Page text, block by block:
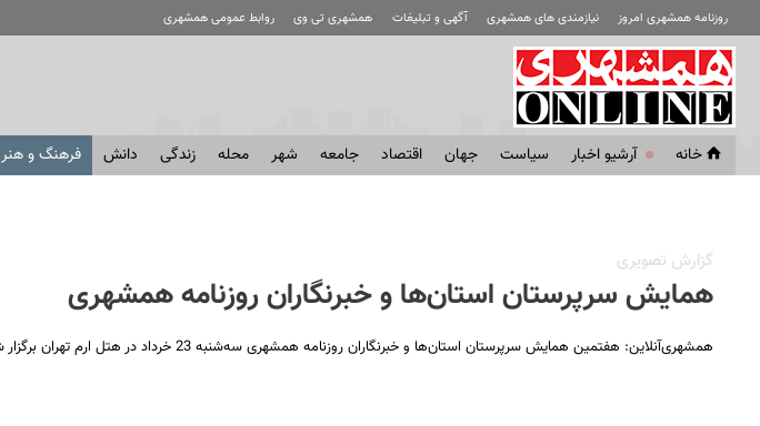
روزنامه همشهری امروز نیازمندی های همشهری آگهی و تبلیغات همشهری تی وی روابط عمومی همشهری
خانه آرشیو اخبار سياست جهان اقتصاد جامعه شهر محله زندگی دانش فرهنگ و هنر
گزارش تصویری
همایش سرپرستان استان‌ها و خبرنگاران روزنامه همشهری
همشهری‌آنلاین: هفتمین همایش سرپرستان استان‌ها و خبرنگاران روزنامه همشهری سه‌شنبه 23 خرداد در هتل ارم تهران برگزار شد.